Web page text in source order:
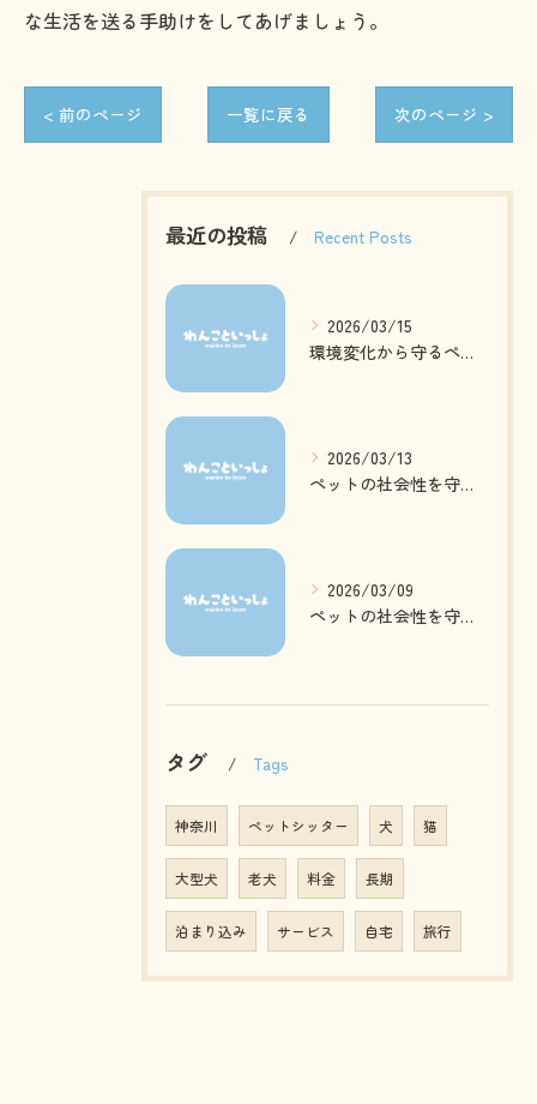
な生活を送る手助けをしてあげましょう。
< 前のページ 一覧に戻る 次のページ >
最近の投稿 Recent Posts
2026/03/15
環境変化から守るペットの心身ケア方法
2026/03/13
ペットの社会性を守る日常ケアとは
2026/03/09
ペットの社会性を守る質の高いお預かりとは
タグ Tags
神奈川 ペットシッター 犬 猫
大型犬 老犬 料金 長期
泊まり込み サービス 自宅 旅行